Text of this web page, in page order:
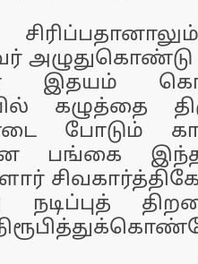
அழுதுகொண்டு
இதயம்
கழுத்தை
போடும்
பங்கை
நடிப்புத்